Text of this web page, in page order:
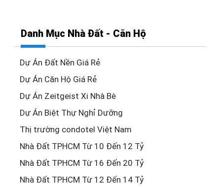
Danh Mục Nhà Đất - Căn Hộ
Dự Án Đất Nền Giá Rẻ
Dự Án Căn Hộ Giá Rẻ
Dự Án Zeitgeist Xi Nhà Bè
Dự Án Biệt Thự Nghỉ Dưỡng
Thị trường condotel Việt Nam
Nhà Đất TPHCM Từ 10 Đến 12 Tỷ
Nhà Đất TPHCM Từ 16 Đến 20 Tỷ
Nhà Đất TPHCM Từ 12 Đến 14 Tỷ